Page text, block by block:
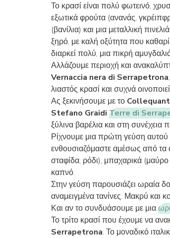
Το κρασί είναι πολύ φωτεινό,
εξωτικά φρούτα (ανανάς,
(βανίλια) και μια μεταλλική
ξηρό, με καλή οξύτητα που
διαρκεί πολύ, μια πικρή
Αλλάζουμε περιοχή και
Vernaccia nera di Serrapetrona
λιαστός κρασί και συχνά
Ας ξεκινήσουμε με το
Stefano Graidi Terre di
ξύλινα βαρέλια και στη συνέχεια
Ρίχνουμε μια πρώτη γεύση αυτού
ενθουσιαζόμαστε αμέσως από
σταφίδα, ρόδι), μπαχαρικά
καπνό.
Στην γεύση παρουσιάζει ωραία
αναμειγμένα τανίνες. Μακρύ και
Και αν το συνδυάσουμε με μια
Το τρίτο κρασί που έχουμε να
Serrapetrona. Το μοναδικό